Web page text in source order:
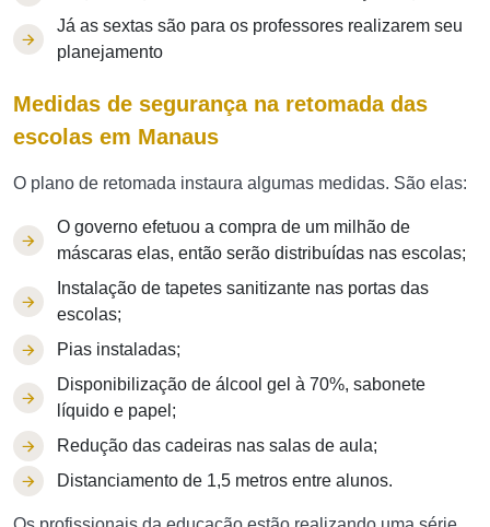
Já as sextas são para os professores realizarem seu
planejamento
Medidas de segurança na retomada das
escolas em Manaus
O plano de retomada instaura algumas medidas. São elas:
O governo efetuou a compra de um milhão de
máscaras elas, então serão distribuídas nas escolas;
Instalação de tapetes sanitizante nas portas das
escolas;
Pias instaladas;
Disponibilização de álcool gel à 70%, sabonete
líquido e papel;
Redução das cadeiras nas salas de aula;
Distanciamento de 1,5 metros entre alunos.